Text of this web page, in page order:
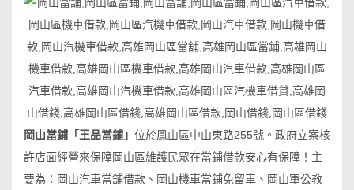
岡山當鋪「王品當鋪」 位於鳳山區中山東路255號。政府立案核
許店面經營來保障岡山區維護民眾在當鋪借款安心有保障！主
要為：岡山汽車當舖借款、岡山機車當鋪免留車、岡山軍公教